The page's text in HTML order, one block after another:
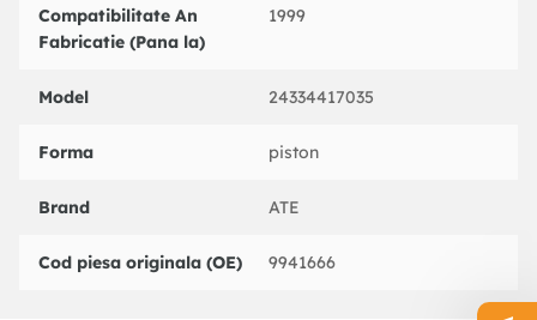
TRW : BHQ102E
TRW : BHQ102
Compatibilitate An
Fabricatie (Pana la)
1999
Model 24334417035
Forma piston
Brand ATE
Cod piesa originala (OE) 9941666